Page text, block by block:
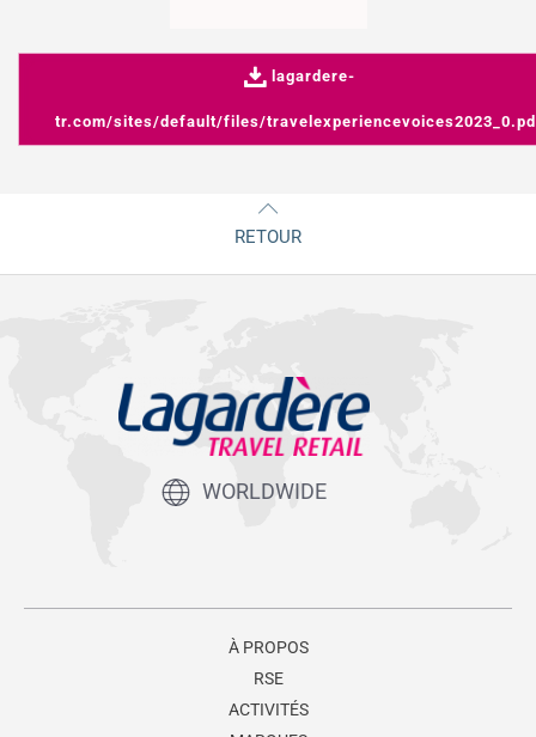
lagardere-
tr.com/sites/default/files/
RETOUR
WORLDWIDE
À PROPOS
RSE
ACTIVITÉS